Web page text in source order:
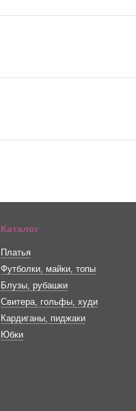
Каталог
Платья
Футболки, майки, топы
Блузы, рубашки
Свитера, гольфы, худи
Кардиганы, пиджаки
Юбки